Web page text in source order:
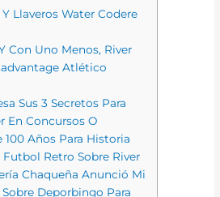
Llaveros Water Codere
Con Uno Menos, River
Atlético
Sus 3 Secretos Para
En Concursos O
100 Años Para Historia
Futbol Retro Sobre River
Chaqueña Anunció Mi
Deporbingo Para